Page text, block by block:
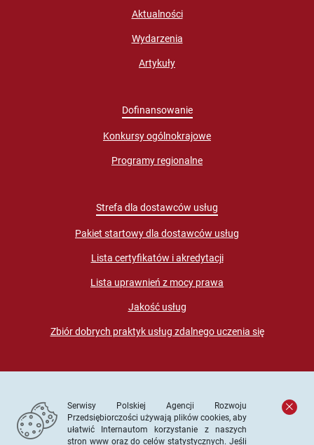
Aktualności
Wydarzenia
Artykuły
Dofinansowanie
Konkursy ogólnokrajowe
Programy regionalne
Strefa dla dostawców usług
Pakiet startowy dla dostawców usług
Lista certyfikatów i akredytacji
Lista uprawnień z mocy prawa
Jakość usług
Zbiór dobrych praktyk usług zdalnego uczenia się
Serwisy Polskiej Agencji Rozwoju
Przedsiębiorczości używają plików cookies, aby
ułatwić Internautom korzystanie z naszych
stron www oraz do celów statystycznych. Jeśli